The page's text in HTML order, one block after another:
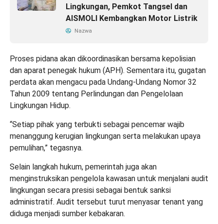
Lingkungan, Pemkot Tangsel dan
AISMOLI Kembangkan Motor Listrik
Nazwa
Proses pidana akan dikoordinasikan bersama kepolisian
dan aparat penegak hukum (APH). Sementara itu, gugatan
perdata akan mengacu pada Undang-Undang Nomor 32
Tahun 2009 tentang Perlindungan dan Pengelolaan
Lingkungan Hidup.
“Setiap pihak yang terbukti sebagai pencemar wajib
menanggung kerugian lingkungan serta melakukan upaya
pemulihan,” tegasnya.
Selain langkah hukum, pemerintah juga akan
menginstruksikan pengelola kawasan untuk menjalani audit
lingkungan secara presisi sebagai bentuk sanksi
administratif. Audit tersebut turut menyasar tenant yang
diduga menjadi sumber kebakaran.